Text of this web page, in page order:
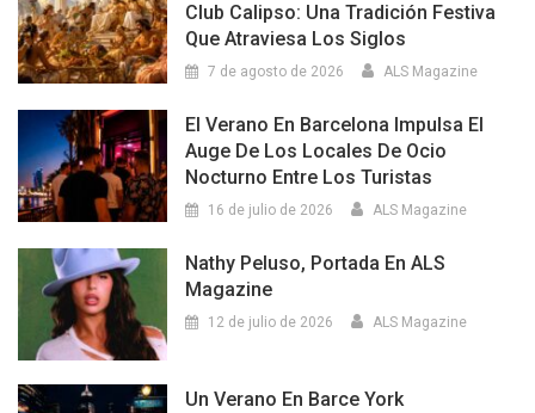
Club Calipso: Una Tradición Festiva
Que Atraviesa Los Siglos
7 de agosto de 2026 ALS Magazine
El Verano En Barcelona Impulsa El
Auge De Los Locales De Ocio
Nocturno Entre Los Turistas
16 de julio de 2026 ALS Magazine
Nathy Peluso, Portada En ALS
Magazine
12 de julio de 2026 ALS Magazine
Un Verano En Barce York